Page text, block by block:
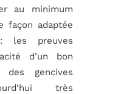
au minimum
façon adaptée
preuves
d’un bon
des gencives
très